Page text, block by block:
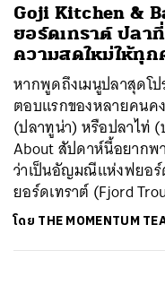
Goji Kitchen &
ยอร์ดเทราต์ ปลา
ความสดใหม่ให้ทุก
หากพูดถึงเมนูปลาสุดโ
ตอบแรกของหลายคนค
(ปลาทูน่า) หรือปลาไท่
About สัปดาห์นี้อยากพ
ว่าเป็นอัญมณีแห่งฟยอร์
ยอร์ดเทราต์ (Fjord
โดย THE MOMENTUM